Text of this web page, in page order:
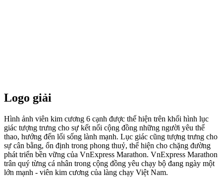
Logo giải
Hình ảnh viên kim cương 6 cạnh được thể hiện trên khối hình lục
giác tượng trưng cho sự kết nối cộng đồng những người yêu thể
thao, hướng đến lối sống lành mạnh. Lục giác cũng tượng trưng cho
sự cân bằng, ổn định trong phong thuỷ, thể hiện cho chặng đường
phát triển bền vững của VnExpress Marathon. VnExpress Marathon
trân quý từng cá nhân trong cộng đồng yêu chạy bộ đang ngày một
lớn mạnh - viên kim cương của làng chạy Việt Nam.